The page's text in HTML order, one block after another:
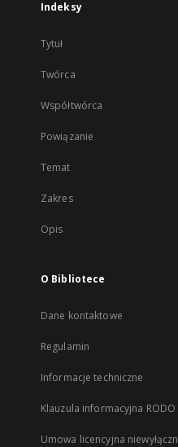
Indeksy
Tytuł
Twórca
Współtwórca
Powiązanie
Temat
Zakres
Opis
O Bibliotece
Dane kontaktowe
Regulamin
Informacje techniczne
Klauzula informacyjna RODO
Umowa licencyjna